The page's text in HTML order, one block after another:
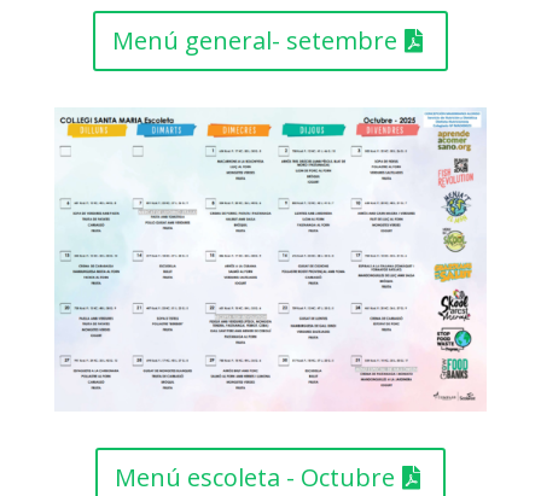
Menú general- setembre
Menú escoleta - Octubre